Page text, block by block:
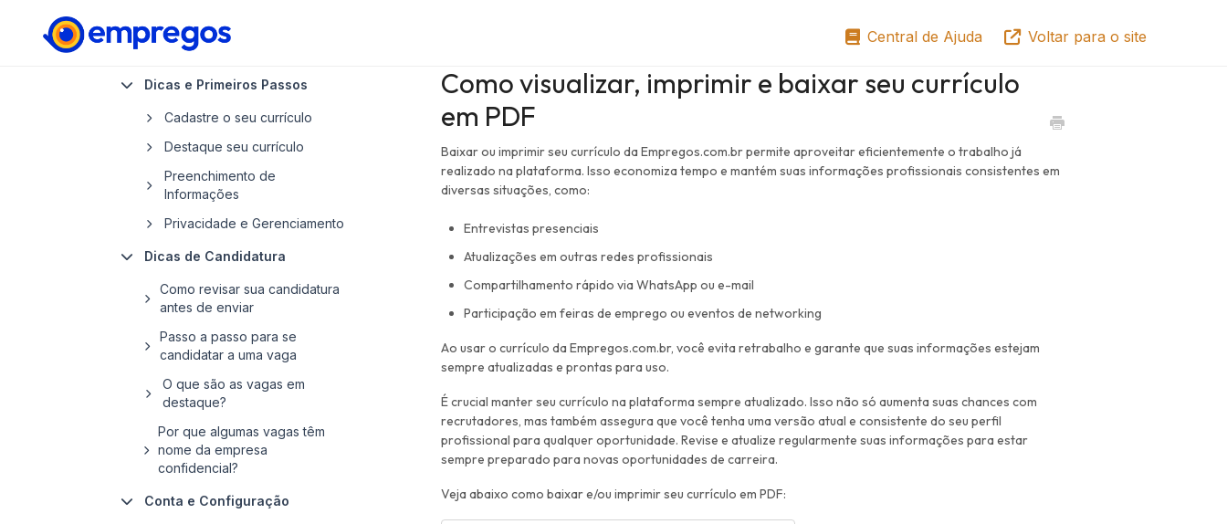
Central de Ajuda Voltar para o site
Como visualizar, imprimir e baixar seu currículo
em PDF
Baixar ou imprimir seu currículo da Empregos.com.br permite aproveitar eficientemente o trabalho já
realizado na plataforma. Isso economiza tempo e mantém suas informações profissionais consistentes em
diversas situações, como:
Entrevistas presenciais
Atualizações em outras redes profissionais
Compartilhamento rápido via WhatsApp ou e-mail
Participação em feiras de emprego ou eventos de networking
Ao usar o currículo da Empregos.com.br, você evita retrabalho e garante que suas informações estejam
sempre atualizadas e prontas para uso.
É crucial manter seu currículo na plataforma sempre atualizado. Isso não só aumenta suas chances com
recrutadores, mas também assegura que você tenha uma versão atual e consistente do seu perfil
profissional para qualquer oportunidade. Revise e atualize regularmente suas informações para estar
sempre preparado para novas oportunidades de carreira.
Veja abaixo como baixar e/ou imprimir seu currículo em PDF:
Dicas e Primeiros Passos
Cadastre o seu currículo
Destaque seu currículo
Preenchimento de
Informações
Privacidade e Gerenciamento
Dicas de Candidatura
Como revisar sua candidatura
antes de enviar
Passo a passo para se
candidatar a uma vaga
O que são as vagas em
destaque?
Por que algumas vagas têm
nome da empresa
confidencial?
Conta e Configuração